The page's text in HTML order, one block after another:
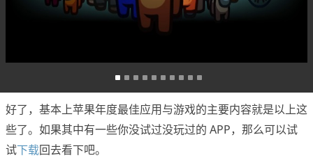
好了，基本上苹果年度最佳应用与游戏的主要内容就是以上这
些了。如果其中有一些你没试过没玩过的 APP，那么可以试
试下载回去看下吧。